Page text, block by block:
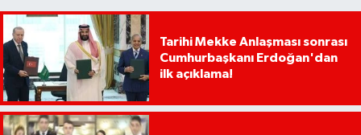
Tarihi Mekke Anlaşması sonrası
Cumhurbaşkanı Erdoğan'dan
ilk açıklama!